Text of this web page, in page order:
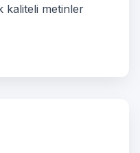
kaliteli metinler